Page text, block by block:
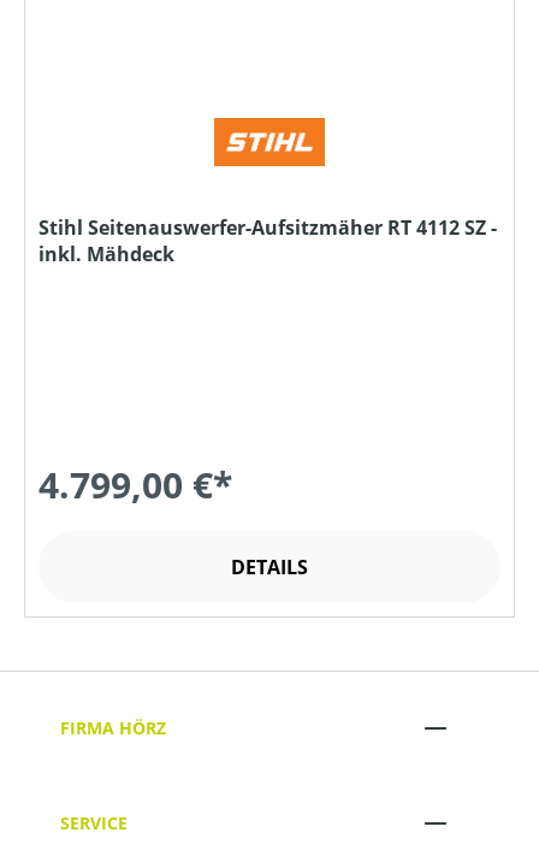
Stihl Seitenauswerfer-Aufsitzmäher RT 4112 SZ -
inkl. Mähdeck
4.799,00 €*
DETAILS
FIRMA HÖRZ
SERVICE